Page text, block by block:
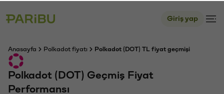
Giriş yap
Anasayfa Polkadot fiyatı Polkadot (DOT) TL fiyat geçmişi
Polkadot (DOT) Geçmiş Fiyat
Performansı